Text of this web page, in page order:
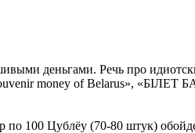
деньгами. Речь про
money of Belarus»,
100 Цублёу (70-80 штук)